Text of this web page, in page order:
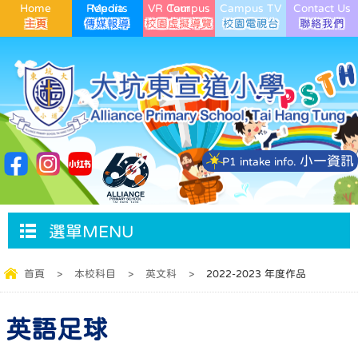
Home Media Reports VR Campus Tour Campus TV Contact Us
P1 intake info. 小一資訊
選單MENU
首頁 > 本校科目 > 英文科 > 2022-2023 年度作品
英語足球